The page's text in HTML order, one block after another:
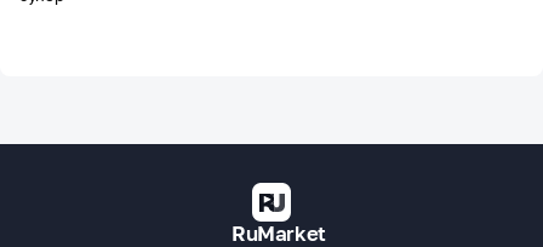
RuMarket